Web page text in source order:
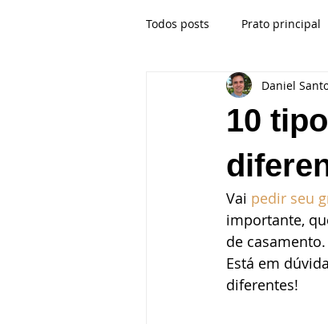
Todos posts Prato principal
Buffet para casamento na
Crianças no casamento
Ilhabela SP Fotógrafo
10
Daniel
Vai pedir seu
importante,
de casamento.
Está em
diferentes!